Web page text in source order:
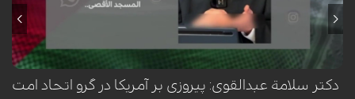
توانمندی امت اسلامی، اعلام کرد که این امت قادر به شکست آمریکا است. او در
این راستا، هم‌پیمانی با ایران را راهکاری کلیدی برای آزادسازی مسجدالاقصی و
مقابله با استکبار جهانی دانست.
دکتر سلامة عبدالقوی: پیروزی بر آمریکا در گرو اتحاد امت